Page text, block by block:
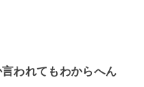
われてもわからへん